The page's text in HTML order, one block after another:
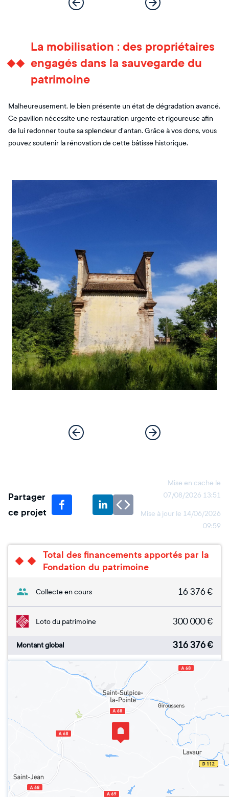
La mobilisation : des propriétaires
engagés dans la sauvegarde du
patrimoine
Malheureusement, le bien présente un état de dégradation avancé.
Ce pavillon nécessite une restauration urgente et rigoureuse afin
de lui redonner toute sa splendeur d'antan. Grâce à vos dons, vous
pouvez soutenir la rénovation de cette bâtisse historique.
Partager
ce projet
Mise en cache le
07/08/2026 13:51
Mise à jour le 14/06/2026
09:59
Total des financements apportés par la
Fondation du patrimoine
Collecte en cours 16 376€
Loto du patrimoine 300 000€
Montant global 316 376€